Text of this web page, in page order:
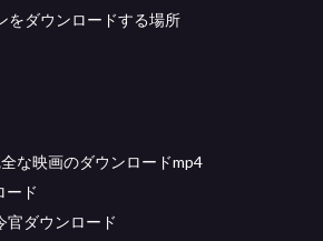
をダウンロードする場所
な映画のダウンロードmp4
ード
官ダウンロード